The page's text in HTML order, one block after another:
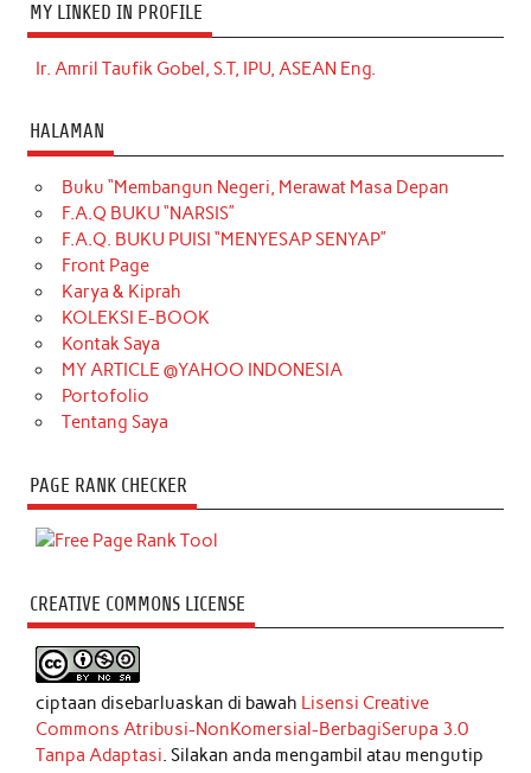
MY LINKED IN PROFILE
Ir. Amril Taufik Gobel, S.T, IPU, ASEAN Eng.
HALAMAN
Buku “Membangun Negeri, Merawat Masa Depan
F.A.Q BUKU “NARSIS”
F.A.Q. BUKU PUISI “MENYESAP SENYAP”
Front Page
Karya & Kiprah
KOLEKSI E-BOOK
Kontak Saya
MY ARTICLE @YAHOO INDONESIA
Portofolio
Tentang Saya
PAGE RANK CHECKER
CREATIVE COMMONS LICENSE
ciptaan disebarluaskan di bawah Lisensi Creative
Commons Atribusi-NonKomersial-BerbagiSerupa 3.0
Tanpa Adaptasi. Silakan anda mengambil atau mengutip